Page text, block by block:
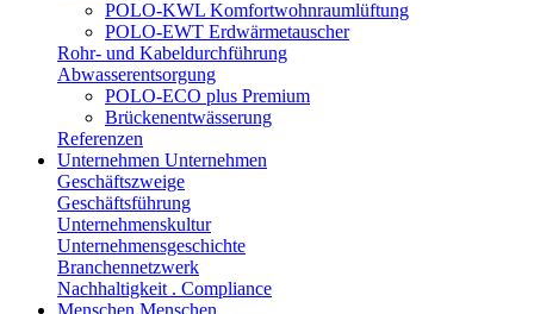
POLO-KWL Komfortwohnraumlüftung
POLO-EWT Erdwärmetauscher
Rohr- und Kabeldurchführung
Abwasserentsorgung
POLO-ECO plus Premium
Brückenentwässerung
Referenzen
Unternehmen Unternehmen
Geschäftszweige
Geschäftsführung
Unternehmenskultur
Unternehmensgeschichte
Branchennetzwerk
Nachhaltigkeit . Compliance